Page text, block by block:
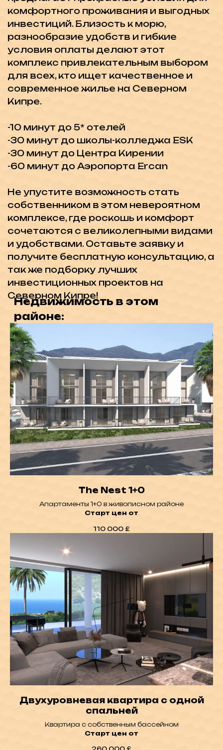
The Nest 1+0
Апартаменты 1+0 в живописном районе
Старт цен от
110 000 £
Двухуровневая квартира с одной
спальней
Квартира с собственным бассейном
Старт цен от
northsymbol@gmail.com
+7-(495)-120-42-13
+90-548-855-00-88
Novu Park Plaza Office N2